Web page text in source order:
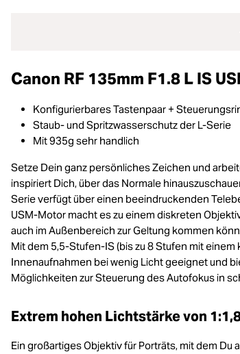
Canon RF 135mm F1.8 L IS
Konfigurierbares Tastenpaar +
Staub- und Spritzwasserschutz der L-Serie
Mit 935g sehr handlich
Setze Dein ganz persönliches Zeichen und
inspiriert Dich, über das Normale
Serie verfügt über einen beeindruckenden
USM-Motor macht es zu einem diskreten
auch im Außenbereich zur Geltung kommen
Mit dem 5,5-Stufen-IS (bis zu 8 Stufen mit
Innenaufnahmen bei wenig Licht geeignet und
Möglichkeiten zur Steuerung des Autofokus in
Extrem hohen Lichtstärke von
Ein großartiges Objektiv für Porträts, mit dem